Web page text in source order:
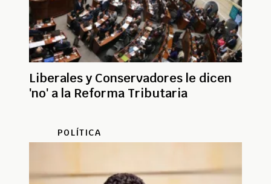
Liberales y Conservadores le dicen
'no' a la Reforma Tributaria
POLÍTICA